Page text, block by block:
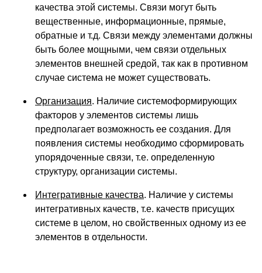
качества этой системы. Связи могут быть
вещественные, информационные, прямые,
обратные и т.д. Связи между элементами должны
быть более мощными, чем связи отдельных
элементов внешней средой, так как в противном
случае система не может существовать.
Организация. Наличие системоформирующих
факторов у элементов системы лишь
предполагает возможность ее создания. Для
появления системы необходимо сформировать
упорядоченные связи, т.е. определенную
структуру, организации системы.
Интегративные качества. Наличие у системы
интегративных качеств, т.е. качеств присущих
системе в целом, но свойственных одному из ее
элементов в отдельности.